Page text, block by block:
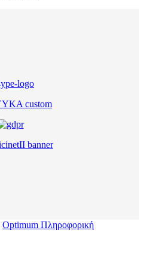
Optimum Πληροφορική